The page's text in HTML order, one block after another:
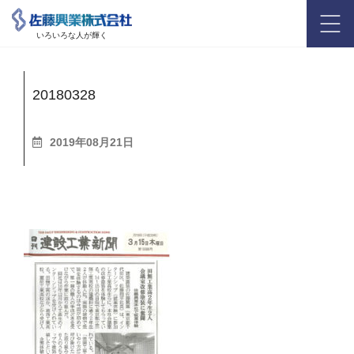
いろいろな人が輝く
20180328
2019年08月21日